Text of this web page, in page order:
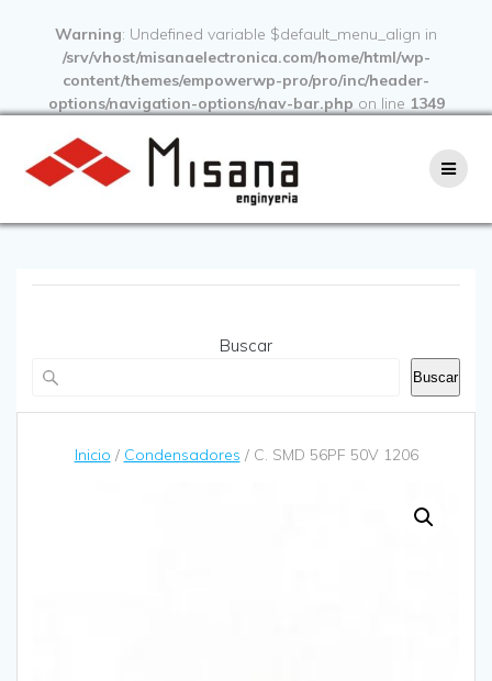
Warning: Undefined variable $default_menu_align in
/srv/vhost/misanaelectronica.com/home/html/wp-
content/themes/empowerwp-pro/pro/inc/header-
options/navigation-options/nav-bar.php on line 1349
Buscar
Buscar
Inicio / Condensadores / C. SMD 56PF 50V 1206